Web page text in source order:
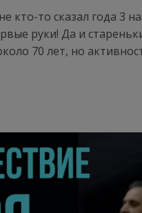
кто-то сказал года 3
руки! Да и
70 лет, но